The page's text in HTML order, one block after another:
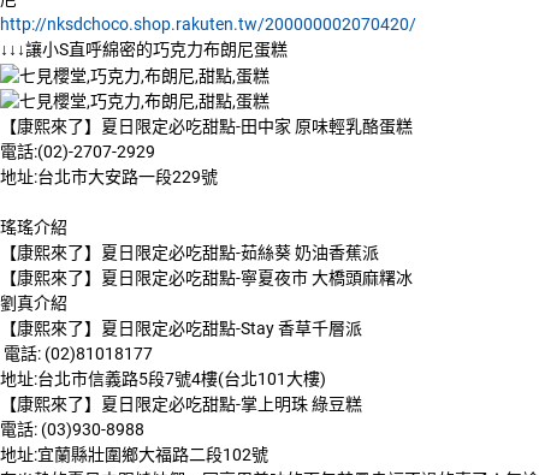
http://nksdchoco.shop.rakuten.tw/200000002070420/
↓↓↓讓小S直呼綿密的巧克力布朗尼蛋糕
【康熙來了】夏日限定必吃甜點-田中家 原味輕乳酪蛋糕
電話:(02)-2707-2929
地址:台北市大安路一段229號
瑤瑤介紹
【康熙來了】夏日限定必吃甜點-茹絲葵 奶油香蕉派
【康熙來了】夏日限定必吃甜點-寧夏夜市 大橋頭麻糬冰
劉真介紹
【康熙來了】夏日限定必吃甜點-Stay 香草千層派
電話: (02)81018177
地址:台北市信義路5段7號4樓(台北101大樓)
【康熙來了】夏日限定必吃甜點-掌上明珠 綠豆糕
電話: (03)930-8988
地址:宜蘭縣壯圍鄉大福路二段102號